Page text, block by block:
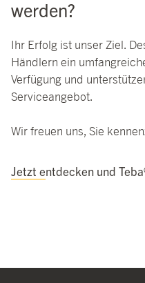
werden?
Ihr Erfolg ist unser Ziel.
Händlern ein
Verfügung und
Serviceangebot.
Wir freuen uns, Sie
Jetzt entdecken und